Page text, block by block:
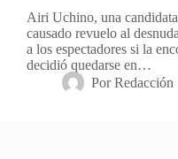
Airi Uchino, una
causado revuelo al
a los espectadores si la
decidió quedarse en…
Por Redacción